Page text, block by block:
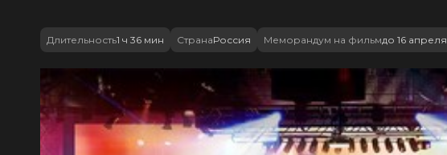
Длительность1 ч 36 мин СтранаРоссия Меморандум на фильмдо 16 апреля